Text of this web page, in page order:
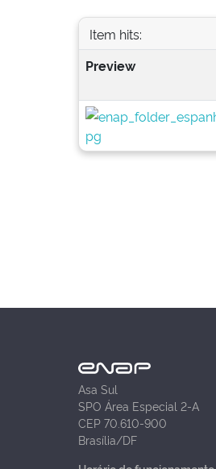
Item hits:
Preview
Asa Sul
SPO Área Especial 2-A
CEP 70.610-900
Brasília/DF